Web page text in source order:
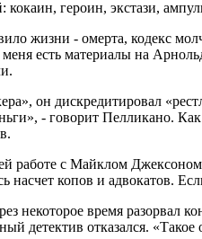
кокаин, героин, экстази,
жизни - омерта, кодекс
есть материалы на
он дискредитировал
- говорит Пелликано.
работе с Майклом
насчет копов и адвокатов.
некоторое время разорвал
детектив отказался.